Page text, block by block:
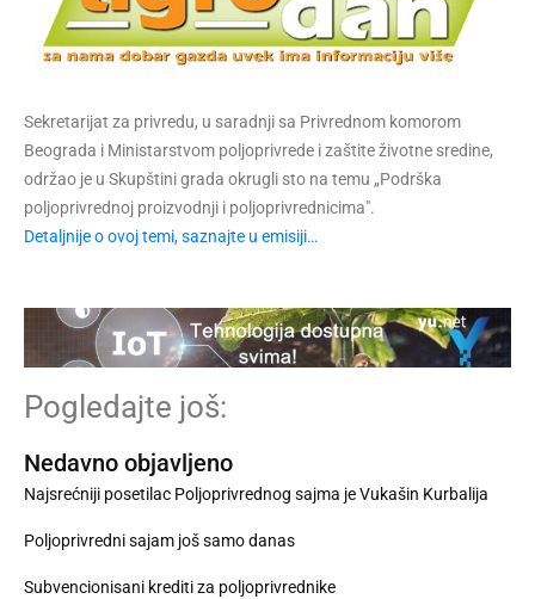
Sekretarijat za privredu, u saradnji sa Privrednom komorom
Beograda i Ministarstvom poljoprivrede i zaštite životne sredine,
održao je u Skupštini grada okrugli sto na temu „Podrška
poljoprivrednoj proizvodnji i poljoprivrednicima".
Detaljnije o ovoj temi, saznajte u emisiji…
Pogledajte još:
Nedavno objavljeno
Najsrećniji posetilac Poljoprivrednog sajma je Vukašin Kurbalija
Poljoprivredni sajam još samo danas
Subvencionisani krediti za poljoprivrednike